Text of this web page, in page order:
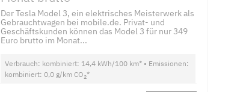
Der Tesla Model 3, ein elektrisches Meisterwerk als
Gebrauchtwagen bei mobile.de. Privat- und
Geschäftskunden können das Model 3 für nur 349
Euro brutto im Monat...
Verbrauch: kombiniert: 14,4 kWh/100 km* • Emissionen:
kombiniert: 0,0 g/km CO2*